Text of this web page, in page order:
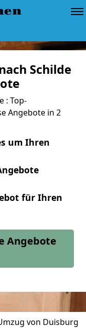
Schilde
: Top-
Angebote in 2
um Ihren
für Ihren
Angebote
von Duisburg